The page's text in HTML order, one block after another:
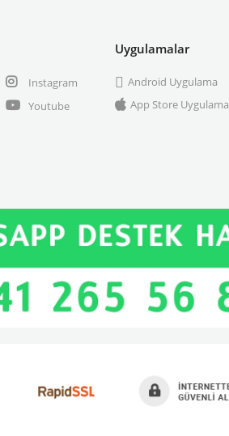
Instagram
Youtube
Uygulamalar
Android Uygulama
App Store Uygulama